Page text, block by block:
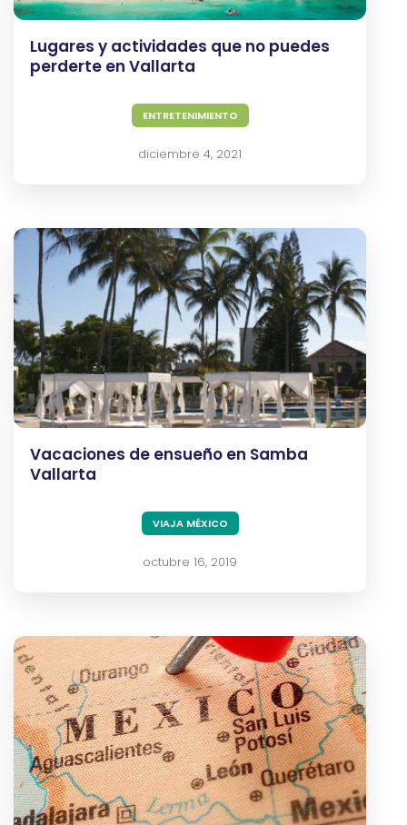
Lugares y actividades que no puedes
perderte en Vallarta
ENTRETENIMIENTO
diciembre 4, 2021
Vacaciones de ensueño en Samba
Vallarta
VIAJA MÉXICO
octubre 16, 2019